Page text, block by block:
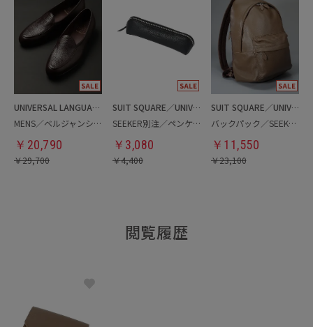
UNIVERSAL LANGUAGE
MENS／ベルジャンシューズ
￥ 20,790
￥29,700
SUIT SQUARE／UNIVERSAL LANGUAGE
SEEKER別注／ペンケース
￥ 3,080
￥4,400
SUIT SQUARE／UNIVERSAL LANGUAGE
バックパック／SEEKER別注
￥ 11,550
￥23,100
閲覧履歴